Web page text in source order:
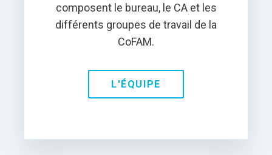
composent le bureau, le CA et les
différents groupes de travail de la
CoFAM.
L'ÉQUIPE